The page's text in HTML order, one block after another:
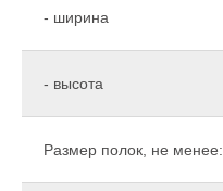
- ширина
- высота
Размер полок, не менее: